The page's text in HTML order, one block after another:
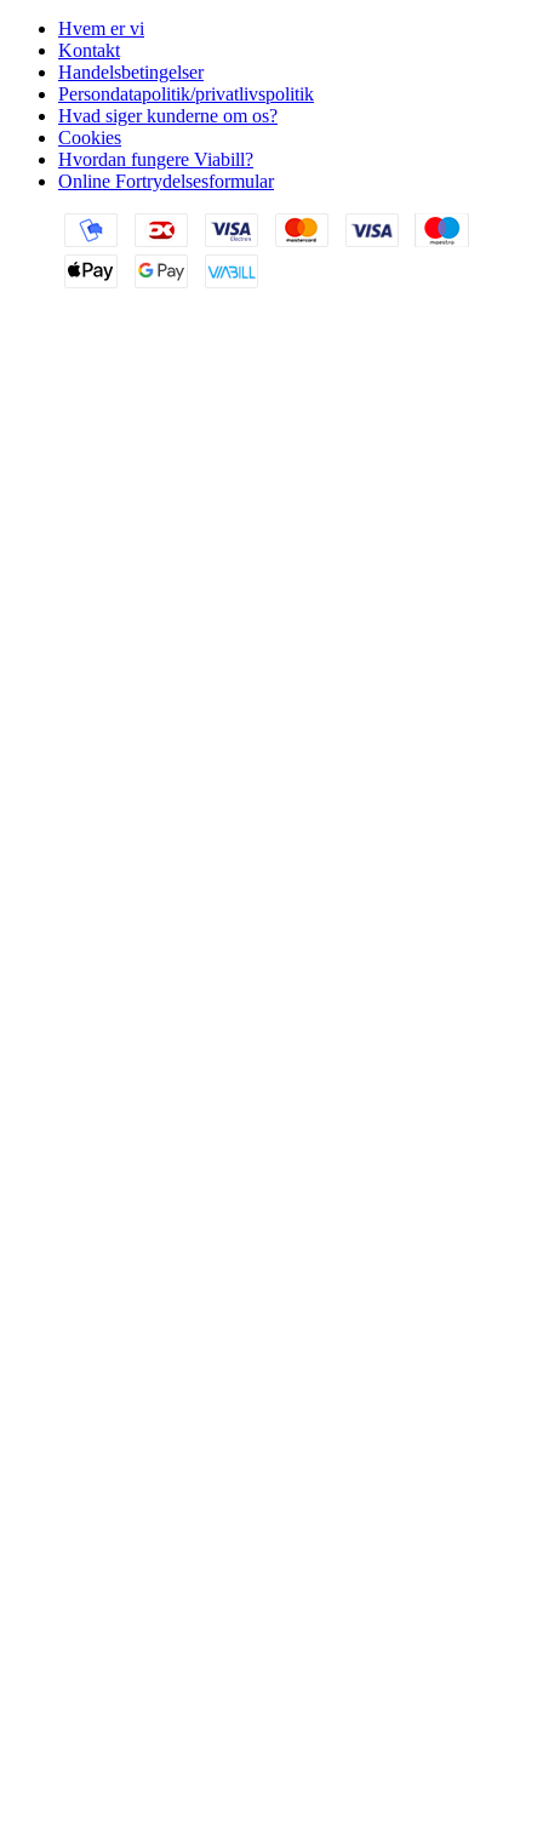
Hvem er vi
Kontakt
Handelsbetingelser
Persondatapolitik/privatlivspolitik
Hvad siger kunderne om os?
Cookies
Hvordan fungere Viabill?
Online Fortrydelsesformular